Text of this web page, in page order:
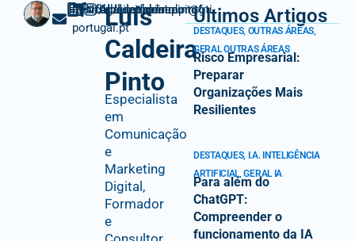
luis.caldeira.formador@gti-
portugal.pt
N/A
in/lcaldeirapinto
fb/luiscaldeirapinto
ig/luiscaldeirapinto
Luís
Caldeira
Pinto
Especialista
em
Comunicação
e
Marketing
Digital,
Formador
e
Últimos Artigos
DESTAQUES, OUTRAS ÁREAS,
GERAL OUTRAS ÁREAS
Risco Empresarial:
Preparar
Organizações Mais
Resilientes
DESTAQUES, I.A. INTELIGÊNCIA
ARTIFICIAL,GERAL IA
Para além do
ChatGPT:
Compreender o
funcionamento da IA